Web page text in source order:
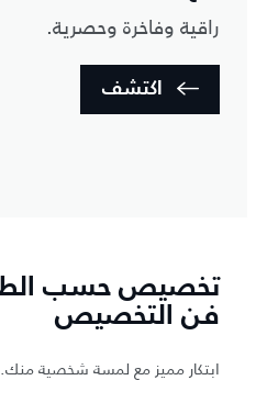
راقية وفاخرة وحصرية.
اكتشف
فن التخصيص
ابتكار مميز مع لمسة شخصية منك.